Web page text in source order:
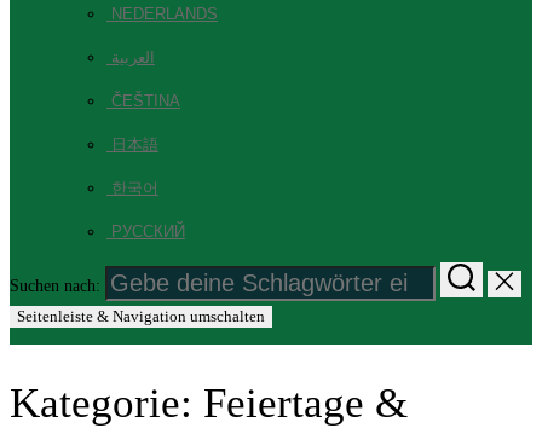
NEDERLANDS
العربية
ČEŠTINA
日本語
한국어
РУССКИЙ
Suchen nach:
Seitenleiste & Navigation umschalten
Kategorie: Feiertage &